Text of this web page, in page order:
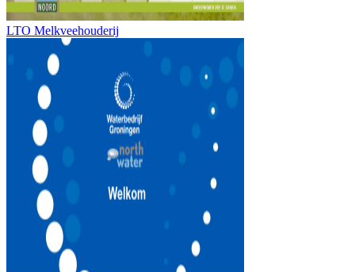
LTO Melkveehouderij